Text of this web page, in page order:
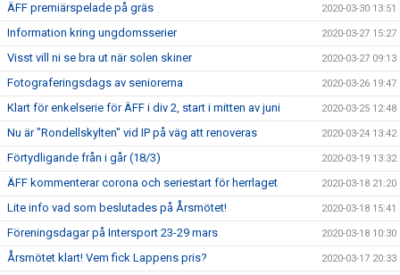
ÄFF premiärspelade på gräs 2020-03-30 13:51
Information kring ungdomsserier 2020-03-27 15:27
Visst vill ni se bra ut när solen skiner 2020-03-27 09:13
Fotograferingsdags av seniorerna 2020-03-26 19:47
Klart för enkelserie för ÄFF i div 2, start i mitten av juni 2020-03-25 12:48
Nu är "Rondellskylten" vid IP på väg att renoveras 2020-03-24 13:42
Förtydligande från i går (18/3) 2020-03-19 13:32
ÄFF kommenterar corona och seriestart för herrlaget 2020-03-18 21:20
Lite info vad som beslutades på Årsmötet! 2020-03-18 15:41
Föreningsdagar på Intersport 23-29 mars 2020-03-18 10:30
Årsmötet klart! Vem fick Lappens pris? 2020-03-17 20:33